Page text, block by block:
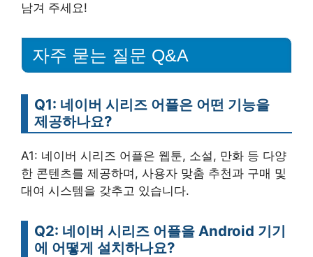
남겨 주세요!
자주 묻는 질문 Q&A
Q1: 네이버 시리즈 어플은 어떤 기능을
제공하나요?
A1: 네이버 시리즈 어플은 웹툰, 소설, 만화 등 다양
한 콘텐츠를 제공하며, 사용자 맞춤 추천과 구매 및
대여 시스템을 갖추고 있습니다.
Q2: 네이버 시리즈 어플을 Android 기기
에 어떻게 설치하나요?